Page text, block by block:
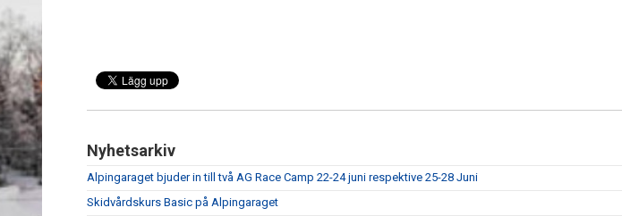
Nyhetsarkiv
Alpingaraget bjuder in till två AG Race Camp 22-24 juni respektive 25-28 Juni
Skidvårdskurs Basic på Alpingaraget